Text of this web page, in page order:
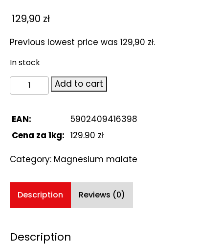
129,90 zł
Previous lowest price was 129,90 zł.
In stock
Magnesium
malate.
magnezu
1kg
Add to cart
EAN:
5902409416398
Cena za 1kg: 129.90 zł
Category: Magnesium malate
Description Reviews (0)
Description